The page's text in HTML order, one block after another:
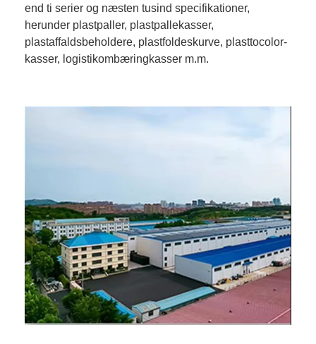
end ti serier og næsten tusind specifikationer,
herunder plastpaller, plastpallekasser,
plastaffaldsbeholdere, plastfoldeskurve, plasttocolor-
kasser, logistikombæringkasser m.m.